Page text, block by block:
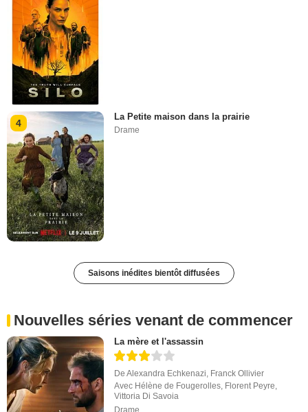
4
La Petite maison dans la prairie
Drame
Saisons inédites bientôt diffusées
Nouvelles séries venant de commencer
La mère et l'assassin
DeAlexandra Echkenazi Franck Ollivier
Avec Hélène de Fougerolles Florent Peyre
Vittoria Di Savoia
Drame